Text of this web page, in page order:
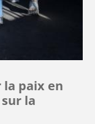
la paix en
la